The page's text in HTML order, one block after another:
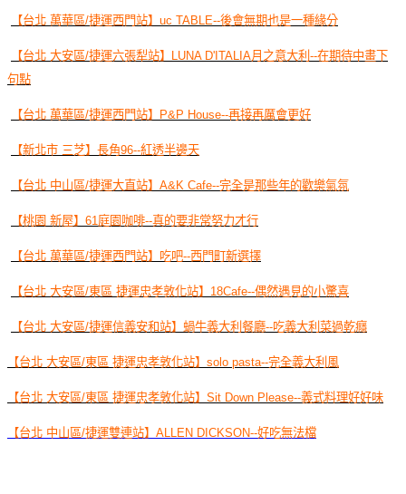
【台北 萬華區/捷運西門站】uc TABLE--後會無期也是一種緣分
【台北 大安區/捷運六張犁站】LUNA D'ITALIA月之意大利--在期待中畫下
句點
【台北 萬華區/捷運西門站】P&P House--再接再厲會更好
【新北市 三芝】長角96--紅透半邊天
【台北 中山區/捷運大直站】A&K Cafe--完全是那些年的歡樂氣氛
【桃園 新屋】61庭園咖啡--真的要非常努力才行
【台北 萬華區/捷運西門站】吃吧--西門町新選擇
【台北 大安區/東區 捷運忠孝敦化站】18Cafe--偶然遇見的小驚喜
【台北 大安區/捷運信義安和站】蝸牛義大利餐廳--吃義大利菜過乾癮
【台北 大安區/東區 捷運忠孝敦化站】solo pasta--完全義大利風
【台北 大安區/東區 捷運忠孝敦化站】Sit Down Please--義式料理好好味
【台北 中山區/捷運雙連站】ALLEN DICKSON--好吃無法檔